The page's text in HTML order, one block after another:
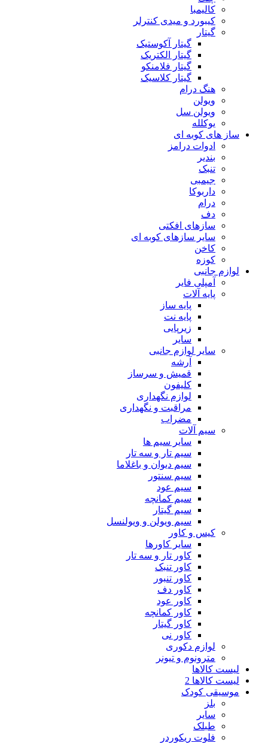
کالیمبا
کیبورد و میدی کنترلر
گیتار
گیتار آکوستیک
گیتار الکتریک
گیتار فلامنکو
گیتار کلاسیک
هنگ درام
ویولن
ویولن سل
یوکلله
ساز های کوبه ای
ادوات درامز
بندیر
تنبک
جیمبی
داربوکا
درام
دف
سازهای افکتی
سایر سازهای کوبه ای
کاخن
کوزه
لوازم جانبی
آمپلی فایر
پایه آلات
پایه ساز
پایه نت
زیرپایی
سایر
سایر لوازم جانبی
آرشه
قمیش و سرساز
کلیفون
لوازم نگهداری
مراقبت و نگهداری
مضراب
سیم آلات
سایر سیم ها
سیم تار و سه تار
سیم دیوان و باغلاما
سیم سنتور
سیم عود
سیم کمانچه
سیم گیتار
سیم ویولن و ویولنسل
کیس و کاور
سایر کاورها
کاور تار و سه تار
کاور تنبک
کاور تنبور
کاور دف
کاور عود
کاور کمانچه
کاور گیتار
کاور نی
لوازم دکوری
مترونوم و تیونر
لیست کالاها
لیست کالاها 2
موسیقی کودک
بلز
سایر
طبلک
فلوت ریکوردر